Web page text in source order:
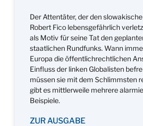
Der Attentäter, der den
Robert Fico lebensgefährlich
als Motiv für seine Tat den
staatlichen Rundfunks. Wann
Europa die öffentlichrechtlichen
Einfluss der linken Globalisten
müssen sie mit dem Schlimmsten
gibt es mittlerweile mehrere
Beispiele.
ZUR AUSGABE